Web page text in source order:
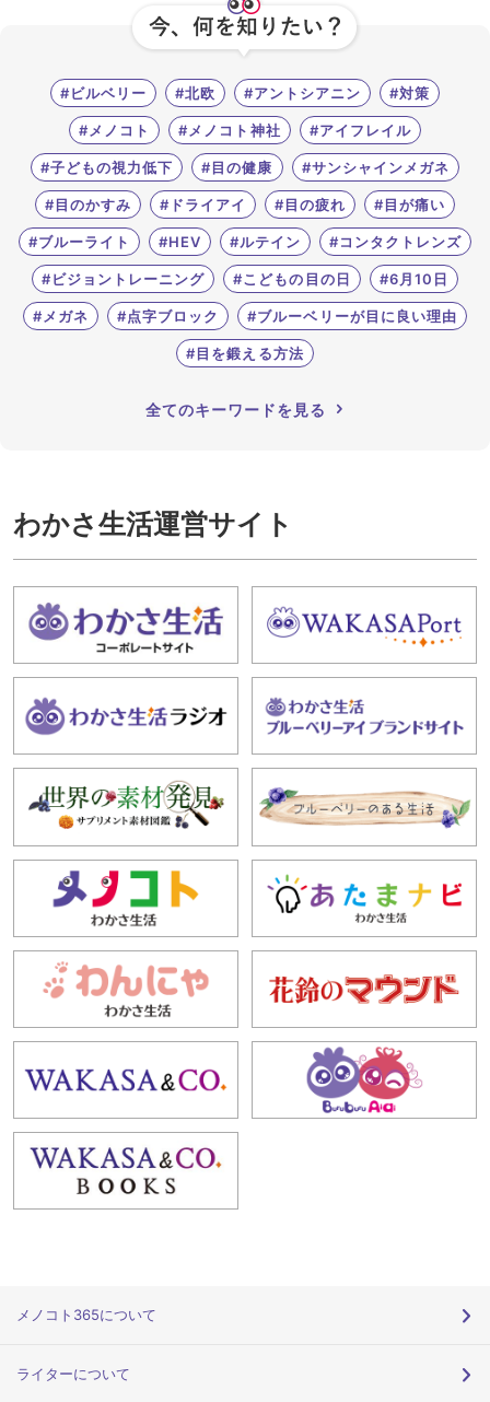
全てのキーワードを見る
検索
#ビルベリー #北欧 #アントシアニン #対策
#メノコト #メノコト神社 #アイフレイル
#子どもの視力低下 #目の健康 #サンシャインメガネ
#目のかすみ #ドライアイ #目の疲れ #目が痛い
#ブルーライト #HEV #ルテイン #コンタクトレンズ
#ビジョントレーニング #こどもの目の日 #6月10日
#メガネ #点字ブロック #ブルーベリーが目に良い理由
#目を鍛える方法
全てのキーワードを見る
わかさ生活運営サイト
メノコト365について
ライターについて